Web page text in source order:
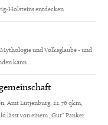
Holsteins entdecken
und Volksglaube - und
kann ...
Amt Lütjenburg, 22.76 qkm,
lässt von einem „Gut“ Panker